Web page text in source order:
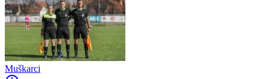
Muškarci